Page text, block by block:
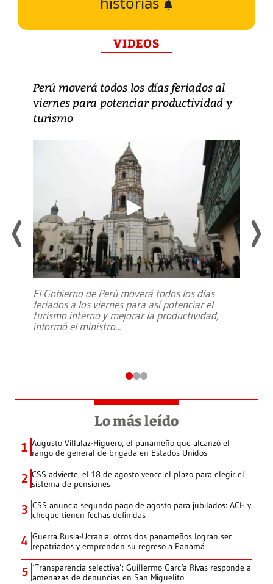
VIDEOS
Perú moverá todos los días feriados al
viernes para potenciar productividad y
turismo
El Gobierno de Perú moverá todos los días
feriados a los viernes para así potenciar el
turismo interno y mejorar la productividad,
informó el ministro...
Lo más leído
1 Augusto Villalaz-Higuero, el panameño que alcanzó el
rango de general de brigada en Estados Unidos
2 CSS advierte: el 18 de agosto vence el plazo para elegir el
sistema de pensiones
3 CSS anuncia segundo pago de agosto para jubilados: ACH y
cheque tienen fechas definidas
4 Guerra Rusia-Ucrania: otros dos panameños logran ser
repatriados y emprenden su regreso a Panamá
5 ‘Transparencia selectiva’: Guillermo García Rivas responde a
amenazas de denuncias en San Miguelito